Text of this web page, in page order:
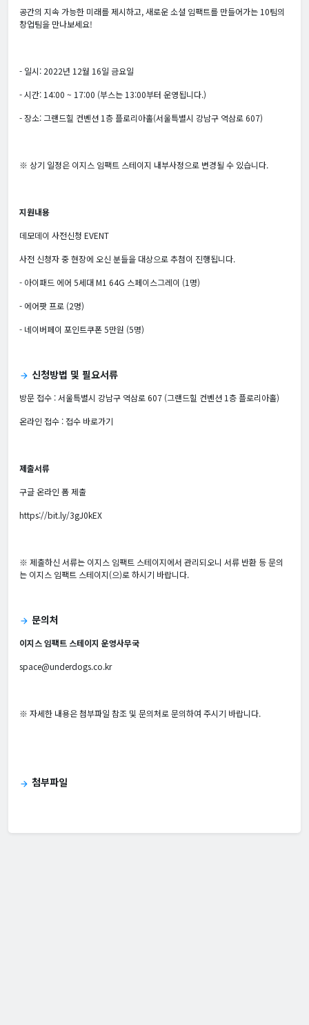
공간의 지속 가능한 미래를 제시하고, 새로운 소셜 임팩트를 만들어가는 10팀의
창업팀을 만나보세요!
- 일시: 2022년 12월 16일 금요일
- 시간: 14:00 ~ 17:00 (부스는 13:00부터 운영됩니다.)
- 장소: 그랜드힐 컨벤션 1층 플로리아홀(서울특별시 강남구 역삼로 607)
※ 상기 일정은 이지스 임팩트 스테이지 내부사정으로 변경될 수 있습니다.
지원내용
데모데이 사전신청 EVENT
사전 신청자 중 현장에 오신 분들을 대상으로 추첨이 진행됩니다.
- 아이패드 에어 5세대 M1 64G 스페이스그레이 (1명)
- 에어팟 프로 (2명)
- 네이버페이 포인트쿠폰 5만원 (5명)
arrow_forward 신청방법 및 필요서류
방문 접수 : 서울특별시 강남구 역삼로 607 (그랜드힐 컨벤션 1층 플로리아홀)
온라인 접수 :접수 바로가기
제출서류
구글 온라인 폼 제출
https://bit.ly/3gJ0kEX
※ 제출하신 서류는 이지스 임팩트 스테이지에서 관리되오니 서류 반환 등 문의
는 이지스 임팩트 스테이지(으)로 하시기 바랍니다.
arrow_forward 문의처
이지스 임팩트 스테이지 운영사무국
space@underdogs.co.kr
※ 자세한 내용은 첨부파일 참조 및 문의처로 문의하여 주시기 바랍니다.
arrow_forward 첨부파일